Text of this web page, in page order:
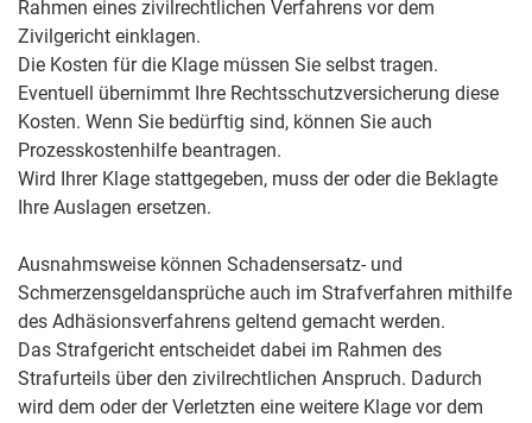
Rahmen eines zivilrechtlichen Verfahrens vor dem
Zivilgericht einklagen.
Die Kosten für die Klage müssen Sie selbst tragen.
Eventuell übernimmt Ihre Rechtsschutzversicherung diese
Kosten. Wenn Sie bedürftig sind, können Sie auch
Prozesskostenhilfe beantragen.
Wird Ihrer Klage stattgegeben, muss der oder die Beklagte
Ihre Auslagen ersetzen.
Ausnahmsweise können Schadensersatz- und
Schmerzensgeldansprüche auch im Strafverfahren mithilfe
des Adhäsionsverfahrens geltend gemacht werden.
Das Strafgericht entscheidet dabei im Rahmen des
Strafurteils über den zivilrechtlichen Anspruch. Dadurch
wird dem oder der Verletzten eine weitere Klage vor dem